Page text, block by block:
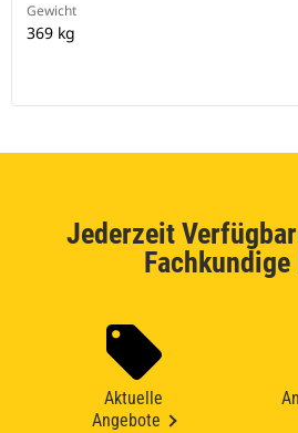
Gewicht
369 kg
Jederzeit
Aktuelle
Angebote